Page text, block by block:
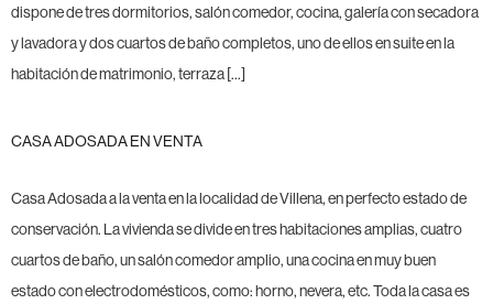
dispone de tres dormitorios, salón comedor, cocina, galería con secadora
y lavadora y dos cuartos de baño completos, uno de ellos en suite en la
habitación de matrimonio, terraza […]
CASA ADOSADA EN VENTA
Casa Adosada a la venta en la localidad de Villena, en perfecto estado de
conservación. La vivienda se divide en tres habitaciones amplias, cuatro
cuartos de baño, un salón comedor amplio, una cocina en muy buen
estado con electrodomésticos, como: horno, nevera, etc. Toda la casa es